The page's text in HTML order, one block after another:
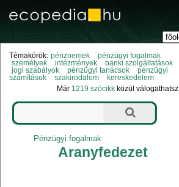
Témakörök: pénznemek
pénzügyi fogalmak
személyek
intézmények
banki szolgáltatások
jogi szabályok
pénzügyi tanácsok
pénzügyi
számítások
szakirodalom
kereskedelem
Már 1219 szócikk közül válogathatsz.
Pénzügyi fogalmak
Aranyfedezet